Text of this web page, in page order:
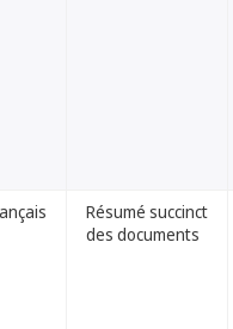
Résumé succinct
des documents